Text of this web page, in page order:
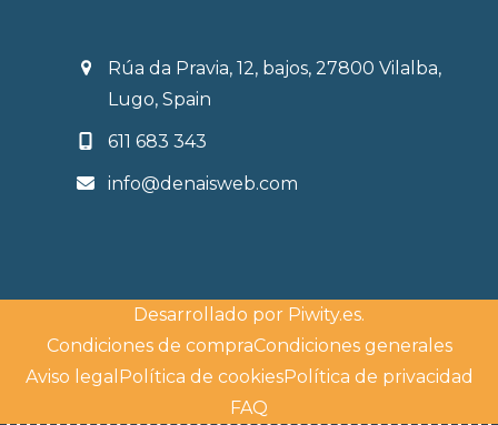
Rúa da Pravia, 12, bajos, 27800 Vilalba,
Lugo, Spain
611 683 343
info@denaisweb.com
Desarrollado por Piwity.es.
Condiciones de compraCondiciones generales
Aviso legal Política de cookiesPolítica de privacidad
FAQ